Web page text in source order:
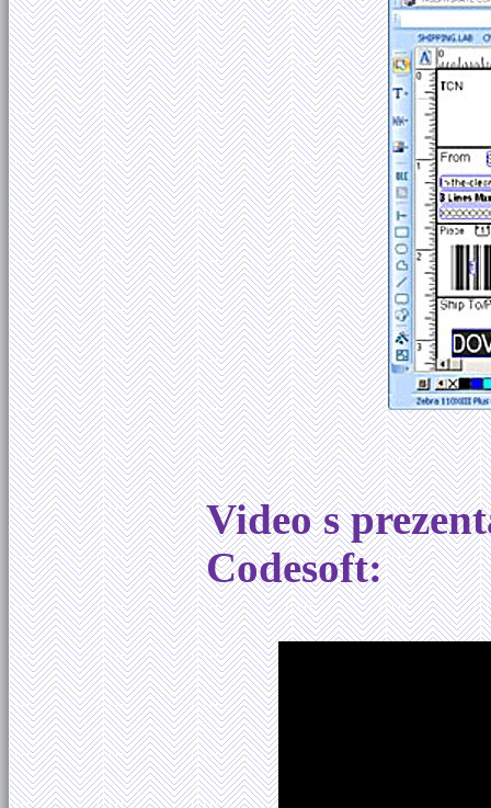
Video s
Codesoft: